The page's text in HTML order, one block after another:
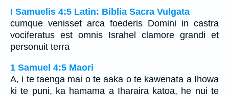
I Samuelis 4:5 Latin: Biblia Sacra Vulgata
cumque venisset arca foederis Domini in castra
vociferatus est omnis Israhel clamore grandi et
personuit terra
1 Samuel 4:5 Maori
A, i te taenga mai o te aaka o te kawenata a Ihowa
ki te puni, ka hamama a Iharaira katoa, he nui te